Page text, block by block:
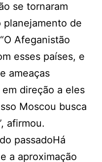
se tornaram
planejamento de
Afeganistão
esses países, e
ameaças
direção a eles
Moscou busca
afirmou.
passadoHá
a aproximação